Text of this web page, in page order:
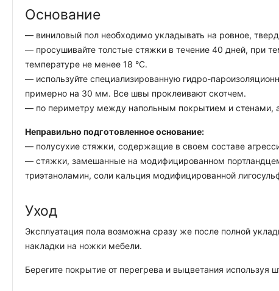
Основание
— виниловый пол необходимо укладывать на ровное,
— просушивайте толстые стяжки в течение 40 дней, при
температуре не менее 18 °C.
— используйте специализированную гидро-
примерно на 30 мм. Все швы проклеивают скотчем.
— по периметру между напольным покрытием и стенами,
Неправильно подготовленное основание:
— полусухие стяжки, содержащие в своем составе
— стяжки, замешанные на модифицированном
триэтаноламин, соли кальция модифицированной
Уход
Эксплуатация пола возможна сразу же после полной
накладки на ножки мебели.
Берегите покрытие от перегрева и выцветания используя